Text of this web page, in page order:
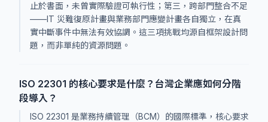
止於書面，未曾實際驗證可執行性；第三，跨部門整合不足
——IT 災難復原計畫與業務部門應變計畫各自獨立，在真
實中斷事件中無法有效協調。這三項挑戰均源自框架設計問
題，而非單純的資源問題。
ISO 22301 的核心要求是什麼？台灣企業應如何分階
段導入？
ISO 22301 是業務持續管理（BCM）的國際標準，核心要求